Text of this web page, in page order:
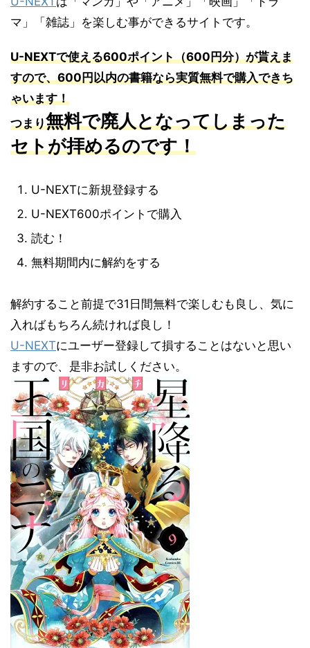
マ」「雑誌」を楽しむ事ができるサイトです。
U-NEXTで使える600ポイント（600円分）が貰えま
すので、600円以内の書籍なら実質無料で購入できち
ゃいます！
つまり無料で廃人となってしまった
セトが拝めるのです！
U-NEXTに新規登録する
U-NEXT600ポイントで購入
読む！
無料期間内に解約をする
解約すること前提で31日間無料で楽しむも良し、気に
入ればもちろん続ければ良し！
U-NEXTにユーザー登録して損することはないと思い
ますので、是非お試しください。